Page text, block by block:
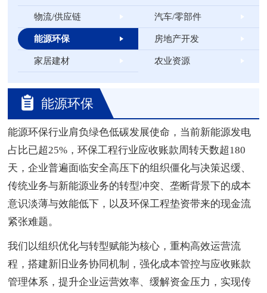
物流/供应链 汽车/零部件
能源环保 房地产开发
家居建材 农业资源
能源环保
能源环保行业肩负绿色低碳发展使命，当前新能源发电
占比已超25%，环保工程行业应收账款周转天数超180
天，企业普遍面临安全高压下的组织僵化与决策迟缓、
传统业务与新能源业务的转型冲突、垄断背景下的成本
意识淡薄与效能低下，以及环保工程垫资带来的现金流
紧张难题。
我们以组织优化与转型赋能为核心，重构高效运营流
程，搭建新旧业务协同机制，强化成本管控与应收账款
管理体系，提升企业运营效率、缓解资金压力，实现传